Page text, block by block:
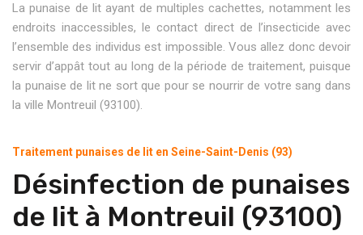
La punaise de lit ayant de multiples cachettes, notamment les
endroits inaccessibles, le contact direct de l’insecticide avec
l’ensemble des individus est impossible. Vous allez donc devoir
servir d’appât tout au long de la période de traitement, puisque
la punaise de lit ne sort que pour se nourrir de votre sang dans
la ville Montreuil (93100).
Traitement punaises de lit en Seine-Saint-Denis (93)
Désinfection de punaises
de lit à Montreuil (93100)